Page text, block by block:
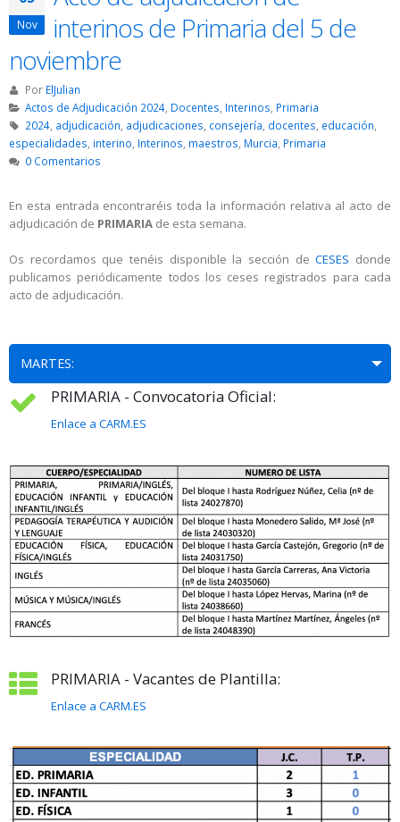
Nov
interinos de Primaria del 5 de
noviembre
Por ElJulian
Actos de Adjudicación 2024, Docentes Interinos Primaria
2024, adjudicación, adjudicaciones, consejería, docentes, educación,
especialidades, interino, Interinos, maestros, Murcia, Primaria
0 Comentarios
En esta entrada encontraréis toda la información relativa al acto de
adjudicación de PRIMARIA de esta semana.
Os recordamos que tenéis disponible la sección deCESES donde
publicamos periódicamente todos los ceses registrados para cada
acto de adjudicación.
MARTES:
PRIMARIA - Convocatoria Oficial:
Enlace a CARM.ES
PRIMARIA - Vacantes de Plantilla:
Enlace a CARM.ES